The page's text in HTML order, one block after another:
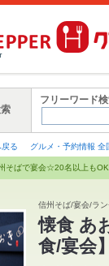
フリーワード
る グルメ・予約情報 全
そばで宴会☆20名以上もOK
信州そば/宴会/ラ
懐食 あ
食/宴会】